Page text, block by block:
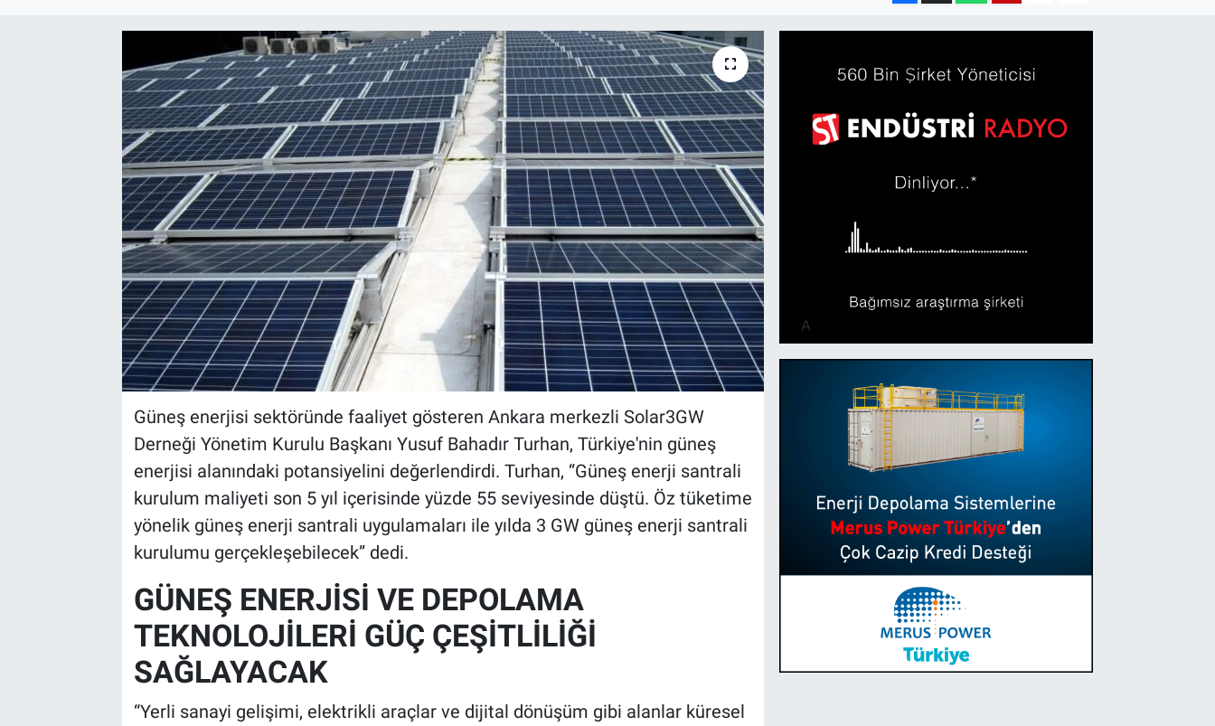
Güneş enerjisi sektöründe faaliyet gösteren Ankara merkezli Solar3GW
Derneği Yönetim Kurulu Başkanı Yusuf Bahadır Turhan, Türkiye'nin güneş
enerjisi alanındaki potansiyelini değerlendirdi. Turhan, “Güneş enerji santrali
kurulum maliyeti son 5 yıl içerisinde yüzde 55 seviyesinde düştü. Öz tüketime
yönelik güneş enerji santrali uygulamaları ile yılda 3 GW güneş enerji santrali
kurulumu gerçekleşebilecek” dedi.
GÜNEŞ ENERJİSİ VE DEPOLAMA
TEKNOLOJİLERİ GÜÇ ÇEŞİTLİLİĞİ
SAĞLAYACAK
“Yerli sanayi gelişimi, elektrikli araçlar ve dijital dönüşüm gibi alanlar küresel
Enerjisini Üreten Fabrikalar
Endüstri 4.0 Uygulamaları
Ağır Sanayi Çözümleri